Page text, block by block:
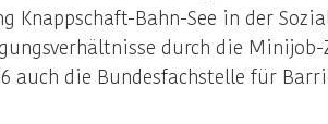
Knappschaft-Bahn-See in der
durch die
auch die Bundesfachstelle für